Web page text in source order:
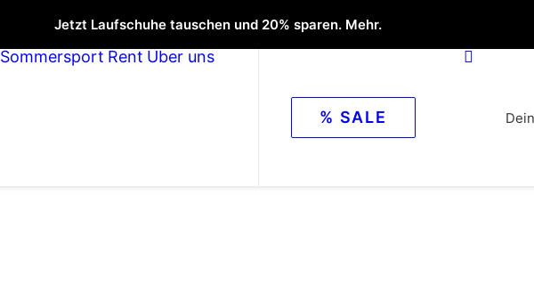
Jetzt Laufschuhe tauschen und 20% sparen. Mehr.
Sommersport Rent Über uns
% SALE